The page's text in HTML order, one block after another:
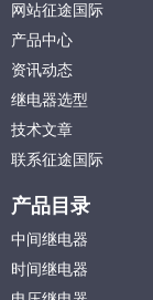
网站征途国际
产品中心
资讯动态
继电器选型
技术文章
联系征途国际
产品目录
中间继电器
时间继电器